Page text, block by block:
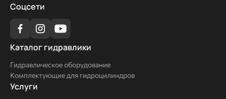
Соцсети
Каталог
Каталог гидравлики
Гидравлическое оборудование
Комплектующие для гидроцилиндров
Услуги
Услуги